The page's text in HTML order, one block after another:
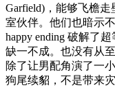
Garfield)，能够飞檐
室伙伴。他们也暗示
happy ending 破解了
缺一不成。也没有从
除了让男配角演了一
狗尾续貂，不是带来